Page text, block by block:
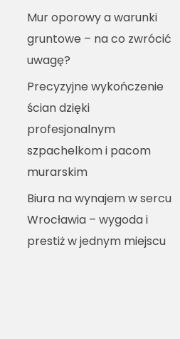
Mur oporowy a warunki
gruntowe – na co zwrócić
uwagę?
Precyzyjne wykończenie
ścian dzięki
profesjonalnym
szpachelkom i pacom
murarskim
Biura na wynajem w sercu
Wrocławia – wygoda i
prestiż w jednym miejscu